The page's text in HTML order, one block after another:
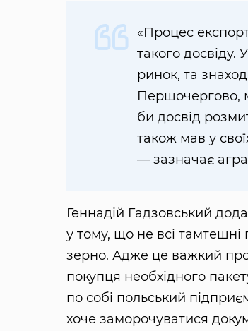
«Процес
такого досвіду.
ринок, та
Першочергово,
би досвід
також мав у
— зазначає
Геннадій Гадзовський
у тому, що не всі тамтешні
зерно. Адже це важкий
покупця необхідного
по собі польський
хоче заморочуватися